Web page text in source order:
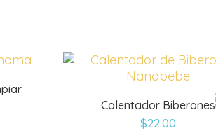
Calentador Biberones
$22.00